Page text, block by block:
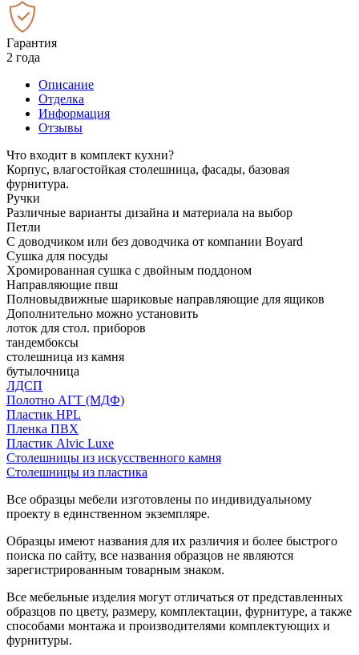
Гарантия
2 года
Описание
Отделка
Информация
Отзывы
Что входит в комплект кухни?
Корпус, влагостойкая столешница, фасады, базовая
фурнитура.
Ручки
Различные варианты дизайна и материала на выбор
Петли
С доводчиком или без доводчика от компании Boyard
Сушка для посуды
Хромированная сушка с двойным поддоном
Направляющие пвш
Полновыдвижные шариковые направляющие для ящиков
Дополнительно можно установить
лоток для стол. приборов
тандембоксы
столешница из камня
бутылочница
ЛДСП
Полотно АГТ (МДФ)
Пластик HPL
Пленка ПВХ
Пластик Alvic Luxe
Столешницы из искусственного камня
Столешницы из пластика
Все образцы мебели изготовлены по индивидуальному
проекту в единственном экземпляре.
Образцы имеют названия для их различия и более быстрого
поиска по сайту, все названия образцов не являются
зарегистрированным товарным знаком.
Все мебельные изделия могут отличаться от представленных
образцов по цвету, размеру, комплектации, фурнитуре, а также
способами монтажа и производителями комплектующих и
фурнитуры.